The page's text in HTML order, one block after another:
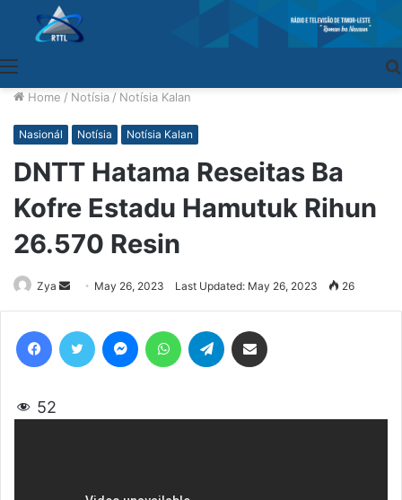
Home / Notísia / Notísia Kalan
Nasionál Notísia Notísia Kalan
DNTT Hatama Reseitas Ba
Kofre Estadu Hamutuk Rihun
26.570 Resin
Zya
Send
an
email
May 26, 2023 Last Updated: May 26, 2023 26
52